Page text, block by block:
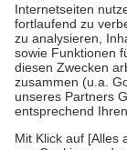
Kosten der
Diese Regeln
Bei Heilmitteln
Zuzahlung zehn
Verordnung.
Um das
stärken und die
fallenkeine